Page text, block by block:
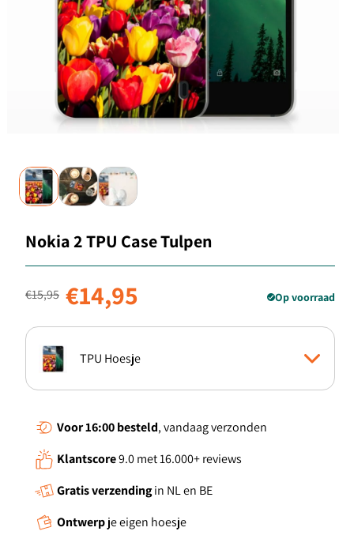
Nokia 2 TPU Case Tulpen
Normale prijs
€15,95
Aanbiedingsprijs
€14,95 Op voorraad
TPU Hoesje
Boekhoesje
Voor 16:00besteld, vandaag verzonden
Klantscore9.0 met 16.000+ reviews
Gratis verzendingin NL en BE
Ontwerpje eigen hoesje